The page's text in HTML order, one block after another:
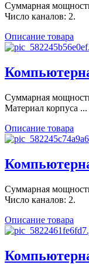
Суммарная
Число каналов: 2.
Описание товара
Суммарная
Материал корпуса ...
Описание товара
Суммарная
Число каналов: 2.
Описание товара